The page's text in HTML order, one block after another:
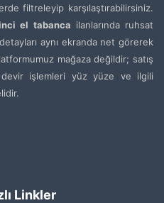
filtreleyip karşılaştırabilirsiniz.
el tabanca ilanlarında ruhsat
aynı ekranda net görerek
mağaza değildir; satış
işlemleri yüz yüze ve ilgili
Linkler